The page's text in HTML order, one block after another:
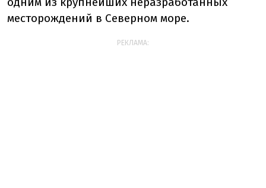
месторождений в Северном море.
РЕКЛАМА: